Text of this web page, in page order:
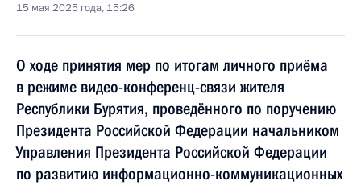
15 мая 2025 года, 15:26
О ходе принятия мер по итогам личного приёма
в режиме видео-конференц-связи жителя
Республики Бурятия, проведённого по поручению
Президента Российской Федерации начальником
Управления Президента Российской Федерации
по развитию информационно-коммуникационных